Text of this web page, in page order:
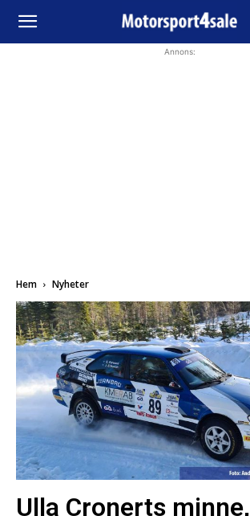
Annons:
Hem Nyheter
Ulla Cronerts minne,